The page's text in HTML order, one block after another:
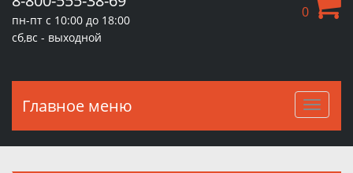
пн-пт с 10:00 до 18:00
сб,вс - выходной
0
Главное меню